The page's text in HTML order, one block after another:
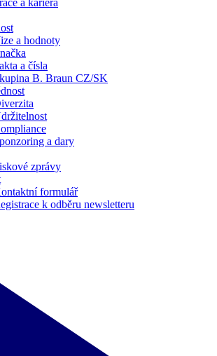
a kariéra
a hodnoty
a čísla
B. Braun CZ/SK
a dary
zprávy
formulář
k odběru newsletteru